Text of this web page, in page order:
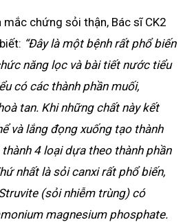
mắc chứng sỏi thận, Bác sĩ CK2
“Đây là một bệnh rất phổ biến
năng lọc và bài tiết nước tiểu
có các thành phần muối,
tan. Khi những chất này kết
và lắng đọng xuống tạo thành
4 loại dựa theo thành phần
nhất là sỏi canxi rất phổ biến,
(sỏi nhiễm trùng) có
magnesium phosphate.